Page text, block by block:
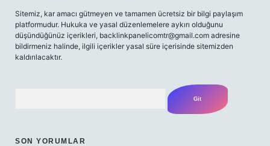
Sitemiz, kar amacı gütmeyen ve tamamen ücretsiz bir bilgi paylaşım
platformudur. Hukuka ve yasal düzenlemelere aykırı olduğunu
düşündüğünüz içerikleri, backlinkpanelicomtr@gmail.com adresine
bildirmeniz halinde, ilgili içerikler yasal süre içerisinde sitemizden
kaldırılacaktır.
SON YORUMLAR